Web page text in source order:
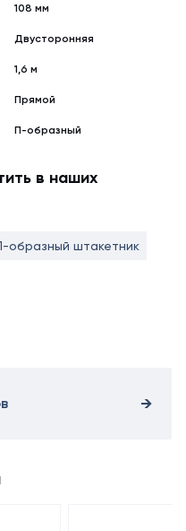
108 мм
Двусторонняя
1,6 м
Прямой
П-образный
в наших
образный штакетник